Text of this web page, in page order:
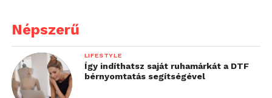
Népszerű
LIFESTYLE
Így indíthatsz saját ruhamárkát a DTF
bérnyomtatás segítségével